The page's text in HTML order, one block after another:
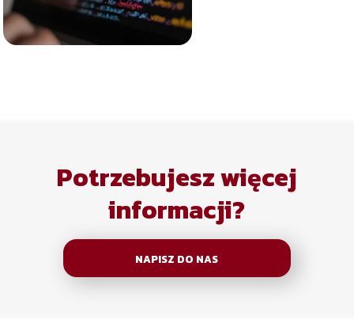
Potrzebujesz więcej
informacji?
NAPISZ DO NAS